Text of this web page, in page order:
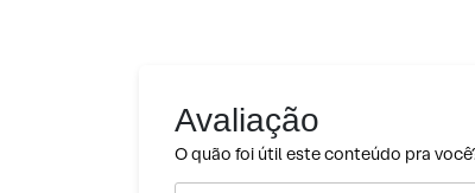
Avaliação
O quão foi útil este conteúdo pra